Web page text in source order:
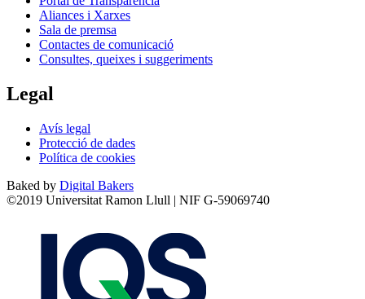
Aliances i Xarxes
Sala de premsa
Contactes de comunicació
Consultes, queixes i suggeriments
Legal
Avís legal
Protecció de dades
Política de cookies
Baked by Digital Bakers
©2019 Universitat Ramon Llull | NIF G-59069740